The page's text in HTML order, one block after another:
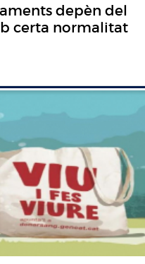
depèn del
certa normalitat